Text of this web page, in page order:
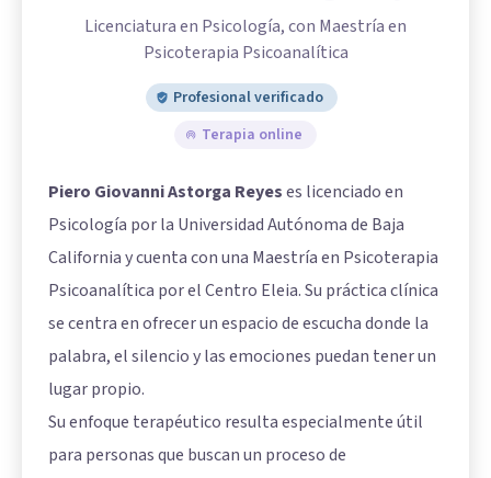
Licenciatura en Psicología, con Maestría en
Psicoterapia Psicoanalítica
Profesional verificado
Terapia online
Piero Giovanni Astorga Reyeses licenciado en
Psicología por la Universidad Autónoma de Baja
California y cuenta con una Maestría en Psicoterapia
Psicoanalítica por el Centro Eleia. Su práctica clínica
se centra en ofrecer un espacio de escucha donde la
palabra, el silencio y las emociones puedan tener un
lugar propio.
Su enfoque terapéutico resulta especialmente útil
para personas que buscan un proceso de